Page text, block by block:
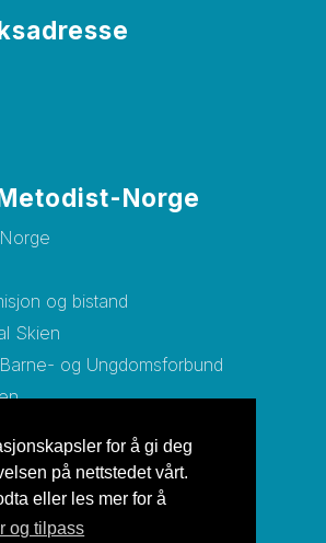
for å gi deg
på nettstedet vårt.
eller les mer for å
og tilpass
Norge
og bistand
Skien
og Ungdomsforbund